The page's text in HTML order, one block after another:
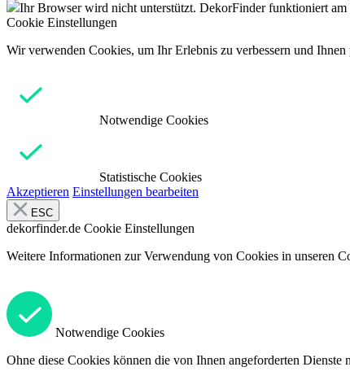
Ihr Browser wird nicht unterstützt. DekorFinder funktioniert
Cookie Einstellungen
Wir verwenden Cookies, um Ihr Erlebnis zu verbessern und
Notwendige Cookies
Statistische Cookies
Akzeptieren Einstellungen bearbeiten
ESC
dekorfinder.de Cookie Einstellungen
Weitere Informationen zur Verwendung von Cookies in unseren
Notwendige Cookies
Ohne diese Cookies können die von Ihnen angeforderten Dienste